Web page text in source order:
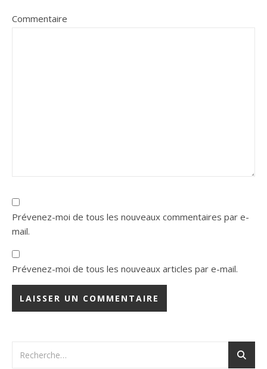
Commentaire
Prévenez-moi de tous les nouveaux commentaires par e-
mail.
Prévenez-moi de tous les nouveaux articles par e-mail.